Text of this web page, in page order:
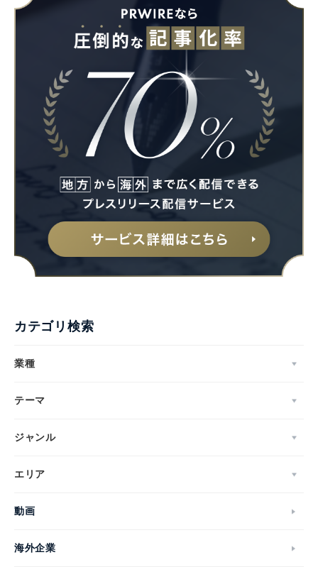
カテゴリ検索
業種
テーマ
ジャンル
エリア
動画
海外企業